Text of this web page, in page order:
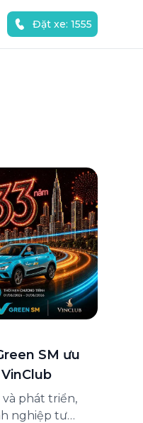
Đặt xe: 1555
SM ưu
phát triển,
nghiệp tư